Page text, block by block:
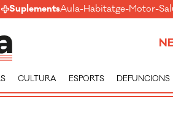
SuplementsAula-Habitatge-Motor-
CULTURA ESPORTS DEFUNCIONS